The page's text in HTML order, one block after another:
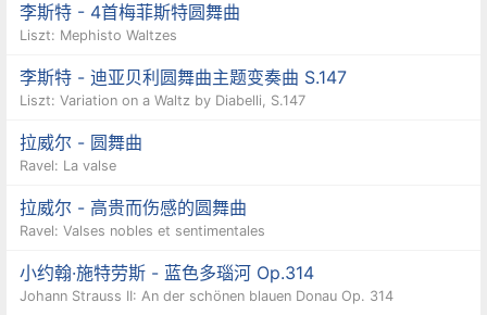
李斯特 - 4首梅菲斯特圆舞曲
Liszt: Mephisto Waltzes
李斯特 - 迪亚贝利圆舞曲主题变奏曲 S.147
Liszt: Variation on a Waltz by Diabelli, S.147
拉威尔 - 圆舞曲
Ravel: La valse
拉威尔 - 高贵而伤感的圆舞曲
Ravel: Valses nobles et sentimentales
小约翰·施特劳斯 - 蓝色多瑙河 Op.314
Johann Strauss II: An der schönen blauen Donau Op. 314